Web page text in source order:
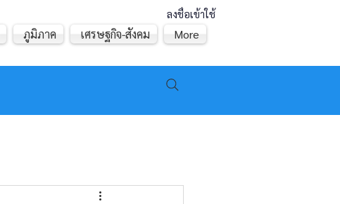
ลงชื่อเข้าใช้
ภูมิภาค เศรษฐกิจ-สังคม More